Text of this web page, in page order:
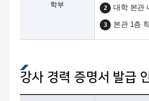
학부 2 대학 본관
3 본관 1층
강사 경력 증명서 발급